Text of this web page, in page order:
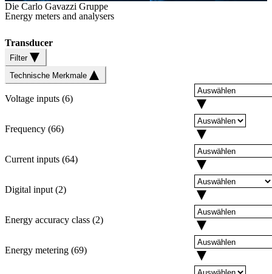
Die Carlo Gavazzi Gruppe
Energy meters and analysers
Transducer
Filter
Technische Merkmale
Voltage inputs (6)
Frequency (66)
Current inputs (64)
Digital input(2)
Energy accuracy class (2)
Energy metering (69)